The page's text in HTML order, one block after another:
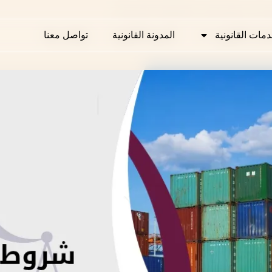
القانونية المدونة القانونية تواصل معنا القانونية المدونة القانونية تواصل معنا